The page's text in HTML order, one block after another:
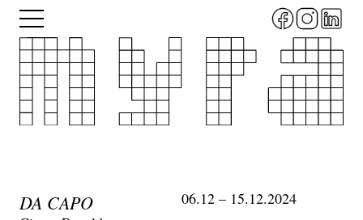
Aller
contenu
principal
Menu
DA CAPO 06.12 – 15.12.2024